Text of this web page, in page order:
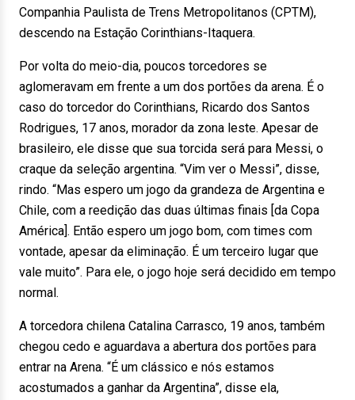
Companhia Paulista de Trens Metropolitanos (CPTM),
descendo na Estação Corinthians-Itaquera.
Por volta do meio-dia, poucos torcedores se
aglomeravam em frente a um dos portões da arena. É o
caso do torcedor do Corinthians, Ricardo dos Santos
Rodrigues, 17 anos, morador da zona leste. Apesar de
brasileiro, ele disse que sua torcida será para Messi, o
craque da seleção argentina. “Vim ver o Messi”, disse,
rindo. “Mas espero um jogo da grandeza de Argentina e
Chile, com a reedição das duas últimas finais [da Copa
América]. Então espero um jogo bom, com times com
vontade, apesar da eliminação. É um terceiro lugar que
vale muito”. Para ele, o jogo hoje será decidido em tempo
normal.
A torcedora chilena Catalina Carrasco, 19 anos, também
chegou cedo e aguardava a abertura dos portões para
entrar na Arena. “É um clássico e nós estamos
acostumados a ganhar da Argentina”, disse ela,